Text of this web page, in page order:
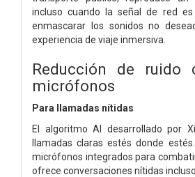
incluso cuando la señal de red
enmascarar los sonidos no
experiencia de viaje inmersiva.
Reducción de
micrófonos
Para llamadas nítidas
El algoritmo AI desarrollado por
llamadas claras estés donde
micrófonos integrados para
ofrece conversaciones nítidas